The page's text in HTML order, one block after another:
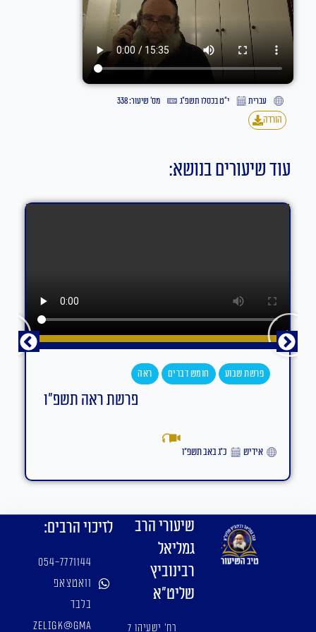
עברית י״ט בכסלו תשפ״ג
מס' שיעור: 338
הורדה
עוד שיעורים בנושא:
פרשת שבוע חומש דברים ראה
פרשת ראה תשפ"ו
אידיש כ״ג באב תשפ״ו
שיעורי הרב
גמליאל
רבינוביץ
שליט"א
רח' ישעיהו 7
לזיכוי הרבים:
054-7771144
וואטצאפ
בלבד
zeligk@gma